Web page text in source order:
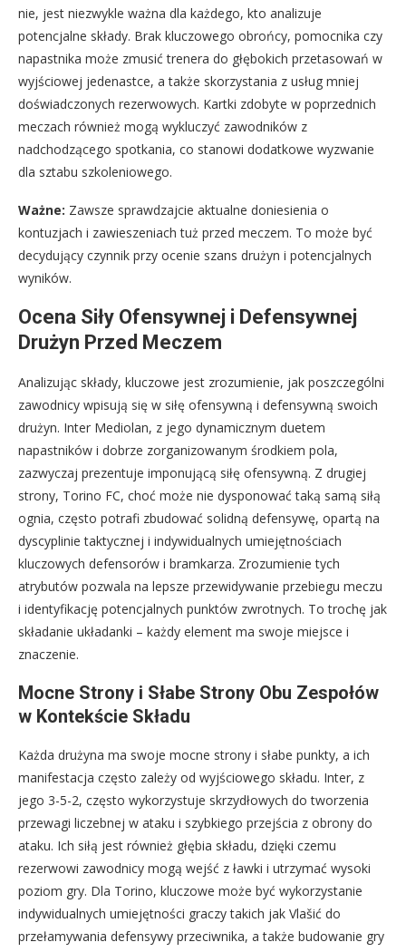
nie, jest niezwykle ważna dla każdego, kto analizuje
potencjalne składy. Brak kluczowego obrońcy, pomocnika czy
napastnika może zmusić trenera do głębokich przetasowań w
wyjściowej jedenastce, a także skorzystania z usług mniej
doświadczonych rezerwowych. Kartki zdobyte w poprzednich
meczach również mogą wykluczyć zawodników z
nadchodzącego spotkania, co stanowi dodatkowe wyzwanie
dla sztabu szkoleniowego.
Ważne: Zawsze sprawdzajcie aktualne doniesienia o
kontuzjach i zawieszeniach tuż przed meczem. To może być
decydujący czynnik przy ocenie szans drużyn i potencjalnych
wyników.
Ocena Siły Ofensywnej i Defensywnej
Drużyn Przed Meczem
Analizując składy, kluczowe jest zrozumienie, jak poszczególni
zawodnicy wpisują się w siłę ofensywną i defensywną swoich
drużyn. Inter Mediolan, z jego dynamicznym duetem
napastników i dobrze zorganizowanym środkiem pola,
zazwyczaj prezentuje imponującą siłę ofensywną. Z drugiej
strony, Torino FC, choć może nie dysponować taką samą siłą
ognia, często potrafi zbudować solidną defensywę, opartą na
dyscyplinie taktycznej i indywidualnych umiejętnościach
kluczowych defensorów i bramkarza. Zrozumienie tych
atrybutów pozwala na lepsze przewidywanie przebiegu meczu
i identyfikację potencjalnych punktów zwrotnych. To trochę jak
składanie układanki – każdy element ma swoje miejsce i
znaczenie.
Mocne Strony i Słabe Strony Obu Zespołów
w Kontekście Składu
Każda drużyna ma swoje mocne strony i słabe punkty, a ich
manifestacja często zależy od wyjściowego składu. Inter, z
jego 3-5-2, często wykorzystuje skrzydłowych do tworzenia
przewagi liczebnej w ataku i szybkiego przejścia z obrony do
ataku. Ich siłą jest również głębia składu, dzięki czemu
rezerwowi zawodnicy mogą wejść z ławki i utrzymać wysoki
poziom gry. Dla Torino, kluczowe może być wykorzystanie
indywidualnych umiejętności graczy takich jak Vlašić do
przełamywania defensywy przeciwnika, a także budowanie gry